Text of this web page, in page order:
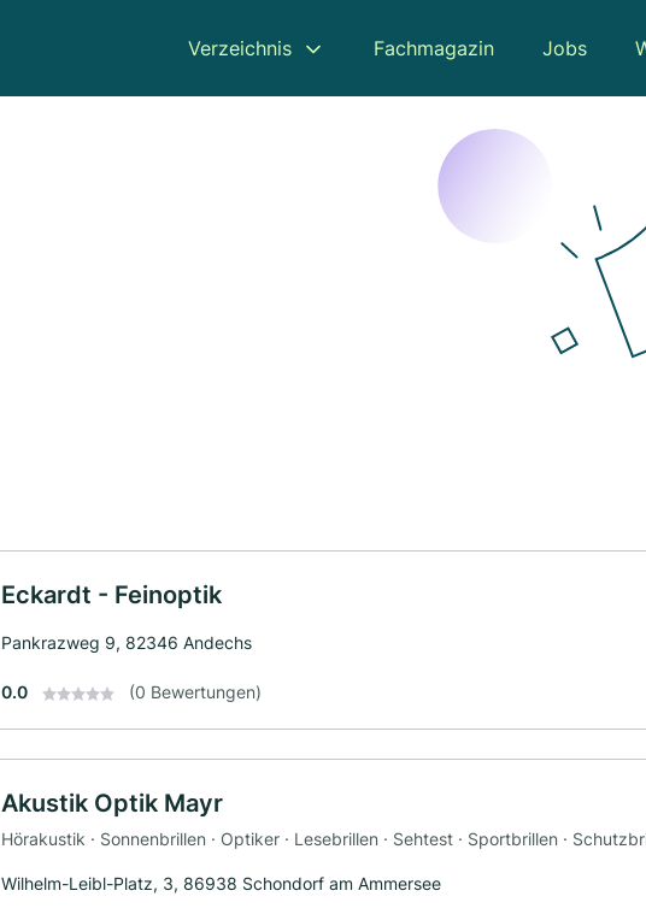
Verzeichnis Fachmagazin Jobs
Eckardt - Feinoptik
Pankrazweg 9, 82346 Andechs
0.0 (0 Bewertungen)
Akustik Optik Mayr
Hörakustik · Sonnenbrillen · Optiker · Lesebrillen · Sehtest · Sportbrillen ·
Wilhelm-Leibl-Platz, 3, 86938 Schondorf am Ammersee